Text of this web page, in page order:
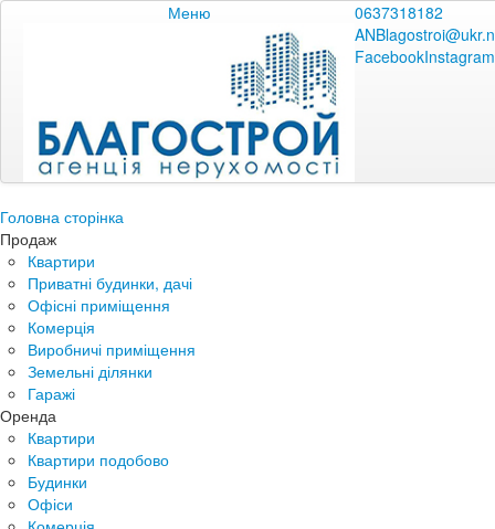
Меню
0637318182
FacebookInstagram
Головна сторінка
Продаж
Квартири
Приватні будинки, дачі
Офісні приміщення
Комерція
Виробничі приміщення
Земельні ділянки
Гаражі
Оренда
Квартири
Квартири подобово
Будинки
Офіси